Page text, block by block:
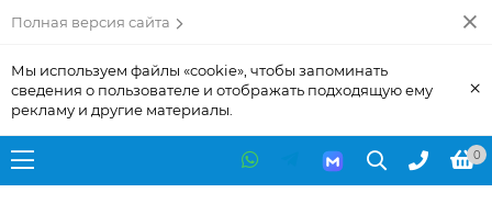
Полная версия сайта
Мы используем файлы «cookie», чтобы запоминать
сведения о пользователе и отображать подходящую ему
рекламу и другие материалы.
×
0